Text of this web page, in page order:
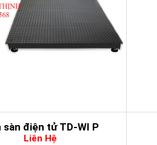
sàn điện tử TD-WI P
Liên Hệ